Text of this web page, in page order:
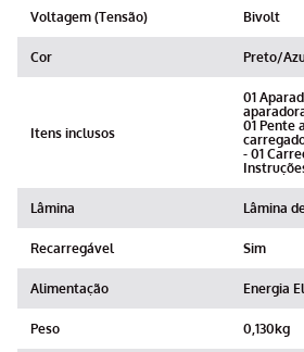
Voltagem (Tensão) Bivolt
Cor Preto/
Itens inclusos
01
01 Pente
- 01
Lâmina Lâmina
Recarregável Sim
Alimentação Energia
Peso 0,130kg